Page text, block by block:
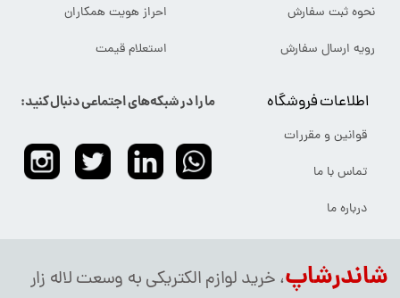
شاندرشاپ، خرید لوازم الکتریکی به وسعت لاله زار
ما را در شبکه‌های اجتماعی دنبال کنید: اطلاعات فروشگاه
قوانین و مقررات
تماس با ما
درباره ما
احراز هویت همکاران
استعلام قیمت
نحوه ثبت سفارش
رویه ارسال سفارش